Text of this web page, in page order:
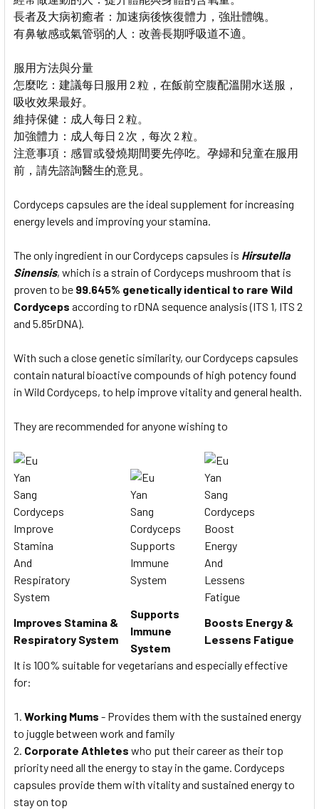
長者及大病初癒者：加速病後恢復體力，強壯體魄。
有鼻敏感或氣管弱的人：改善長期呼吸道不適。
服用方法與分量
怎麼吃：建議每日服用 2 粒，在飯前空腹配溫開水送服，
吸收效果最好。
維持保健：成人每日 2 粒。
加強體力：成人每日 2 次，每次 2 粒。
注意事項：感冒或發燒期間要先停吃。孕婦和兒童在服用
前，請先諮詢醫生的意見。
Cordyceps capsules are the ideal supplement for increasing
energy levels and improving your stamina.
The only ingredient in our Cordyceps capsules is Hirsutella
Sinensis, which is a strain of Cordyceps mushroom that is
proven to be 99.645% genetically identical to rare Wild
Cordyceps according to rDNA sequence analysis (ITS 1, ITS 2
and 5.85rDNA).
With such a close genetic similarity, our Cordyceps capsules
contain natural bioactive compounds of high potency found
in Wild Cordyceps, to help improve vitality and general health.
They are recommended for anyone wishing to
Improves Stamina &
Respiratory System
Supports
Immune
System
Boosts Energy &
Lessens Fatigue
It is 100% suitable for vegetarians and especially effective
for:
Working Mums - Provides them with the sustained energy
to juggle between work and family
Corporate Athletes who put their career as their top
priority need all the energy to stay in the game. Cordyceps
capsules provide them with vitality and sustained energy to
stay on top